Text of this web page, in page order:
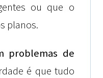
ou que o
planos.
problemas de
é que tudo